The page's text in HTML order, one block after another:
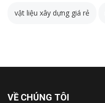
vật liệu xây dựng giá rẻ
VỀ CHÚNG TÔI